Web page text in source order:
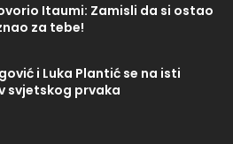
Itaumi: Zamisli da si ostao
za tebe!
i Luka Plantić se na isti
svjetskog prvaka